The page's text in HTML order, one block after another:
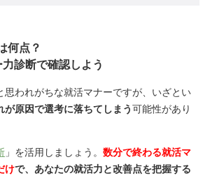
何点？
診断で確認しよう
思われがちな就活マナーですが、いざとい
が原因で選考に落ちてしまう可能性があり
」を活用しましょう。 数分で終わる就活マ
けで、あなたの就活力と改善点を把握する